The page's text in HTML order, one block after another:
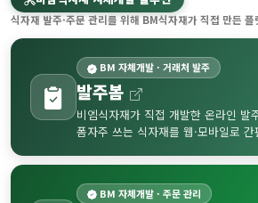
식자재 발주·주문 관리를 위해 BM식자재가 직접 만든 플
BM 자체개발 · 거래처 발주
발주봄
비엠식자재가 직접 개발한 온라인 발
폼자주 쓰는 식자재를 웹·모바일로 간
BM 자체개발 · 주문 관리